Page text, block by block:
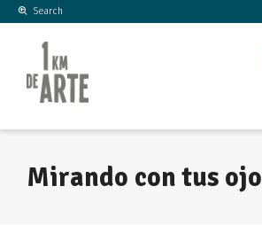
Busca
algo...
Search
Mirando con tus